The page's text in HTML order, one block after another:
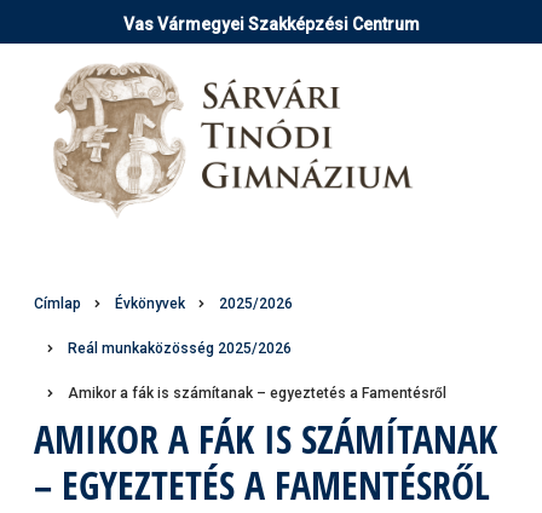
a
tartalomra
Vas Vármegyei Szakképzési Centrum
Morzsa
Címlap Évkönyvek 2025/2026
Reál munkaközösség 2025/2026
Amikor a fák is számítanak – egyeztetés a Famentésről
AMIKOR A FÁK IS SZÁMÍTANAK
– EGYEZTETÉS A FAMENTÉSRŐL